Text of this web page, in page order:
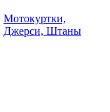
Мотокуртки,
Джерси, Штаны